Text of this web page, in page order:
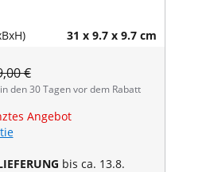
31 x 9.7 x 9.7 cm
€
den 30 Tagen vor dem Rabatt
Angebot
bis ca. 13.8.